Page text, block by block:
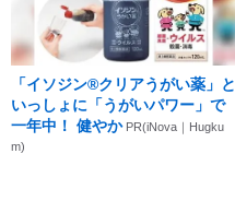
「イソジン®クリアうがい薬」と
いっしょに「うがいパワー」で
一年中！ 健やか PR(iNova｜Hugku
m)